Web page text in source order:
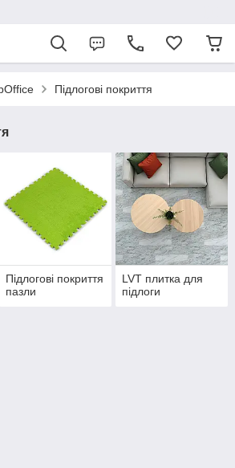
Підлогові покриття
Підлогові покриття
пазли
LVT плитка для
підлоги